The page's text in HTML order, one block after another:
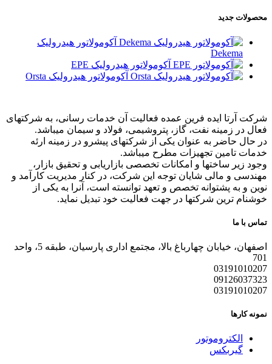
محصولات جدید
آکومولاتور هیدرولیک
Dekema
آکومولاتور هیدرولیک EPE
آکومولاتور هیدرولیک Orsta
شرکت آرتا ایده فرین عمده فعالیت آن خدمات رسانی، به شرکتهای
فعال در زمینه نفت، گاز، پتروشیمی، فولاد و سیمان میباشد.
در حال حاضر به عنوان یکی از شرکتهای پیشرو در زمینه ارئه
خدمات تامین تجهیزات مطرح میباشد.
وجود زیر ساختها و امکانات تخصصی بازاریابی و تحقیق بازار،
مهندسی و مالی شایان توجه این شرکت، در کنار مدیریت کارآمد و
نوین و به پشتوانه تخصص و تعهد توانسته است، آنرا به یکی از
خوشنام ترین شرکتها در جهت فعالیت خود تبدیل نماید.
تماس با ما
اصفهان، خیابان چهارباغ بالا، مجتمع اداری پارسیان، طبقه 5، واحد
701
03191010207
09126037323
03191010207
نمونه کارها
الکتروموتور
گیربکس